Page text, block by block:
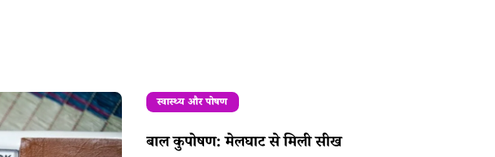
स्वास्थ्य और पोषण
बाल कुपोषण: मेलघाट से मिली सीख